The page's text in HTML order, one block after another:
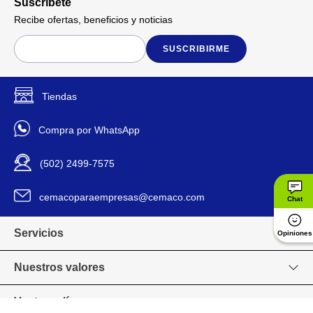
Detalles del Producto
vertebral.
densidad: Brinda una
superficie de descanso firme y
puntos de presión y
Alivio de dolor: Su diseño
ortopédico ayuda a reducir el
molestias articulares,
permitiendo un descanso
Marca
Suscríbete
Recibe ofertas, beneficios y noticias
SUSCRIBIRME
Tiendas
Compra por WhatsApp
(502) 2499-7575
cemacoparaempresas@cemaco.com
Servicios
Nuestros valores
Venta en línea
Chat
Opiniones